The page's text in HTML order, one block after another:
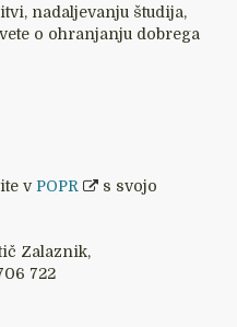
nadaljevanju študija,
o ohranjanju dobrega
v POPR
s svojo
Zalaznik,
722